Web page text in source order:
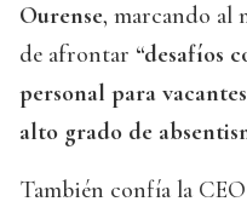
Ourense, marcando al
de afrontar “desafíos
personal para
alto grado de
También confía la